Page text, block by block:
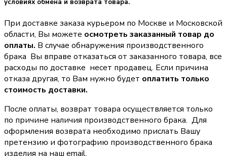
При доставке заказа курьером по Москве и Московской
области, Вы можете осмотреть заказанный товар до
оплаты. В случае обнаружения производственного
брака Вы вправе отказаться от заказанного товара, все
расходы по доставке несет продавец. Если причина
отказа другая, то Вам нужно будет оплатить только
стоимость доставки.
После оплаты, возврат товара осуществляется только
по причине наличия производственного брака. Для
оформления возврата необходимо прислать Вашу
претензию и фотографию производственного брака
изделия на наш email.